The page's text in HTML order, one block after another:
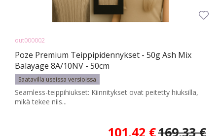
out000002
Poze Premium Teippipidennykset - 50g Ash Mix
Balayage 8A/10NV - 50cm
Saatavilla useissa versioissa
Seamless-teippihiukset: Kiinnitykset ovat peitetty hiuksilla,
mikä tekee niis...
101,42 €169,33 €